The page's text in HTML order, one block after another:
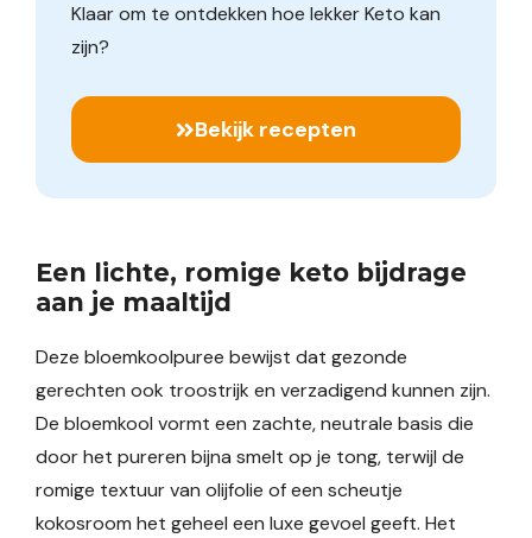
Klaar om te ontdekken hoe lekker Keto kan
zijn?
Bekijk recepten
Een lichte, romige keto bijdrage
aan je maaltijd
Deze bloemkoolpuree bewijst dat gezonde
gerechten ook troostrijk en verzadigend kunnen zijn.
De bloemkool vormt een zachte, neutrale basis die
door het pureren bijna smelt op je tong, terwijl de
romige textuur van olijfolie of een scheutje
kokosroom het geheel een luxe gevoel geeft. Het